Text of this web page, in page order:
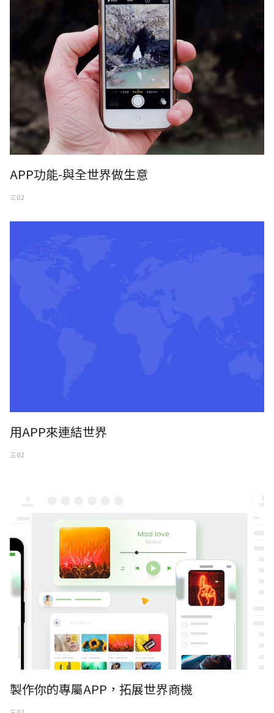
APP功能-與全世界做生意
三 02
用APP來連結世界
三 02
製作你的專屬APP，拓展世界商機